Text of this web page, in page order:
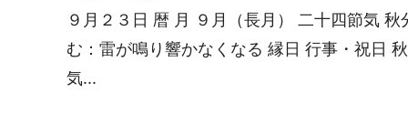
９月２３日 暦 月 ９月（長月） 二十四節気
む：雷が鳴り響かなくなる 縁日 行事・祝日
気...